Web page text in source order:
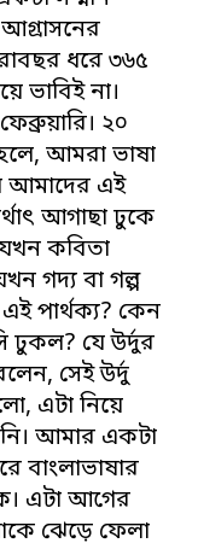
ধরে ৩৬৫
ভাবিই না।
২০
আমরা ভাষা
আমাদের এই
আগাছা ঢুকে
কবিতা
গদ্য বা গল্প
পার্থক্য? কেন
ঢুকল? যে উর্দুর
সেই উর্দু
এটা নিয়ে
আমার একটা
বাংলাভাষার
এটা আগের
ঝেড়ে ফেলা